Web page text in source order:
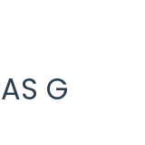
G